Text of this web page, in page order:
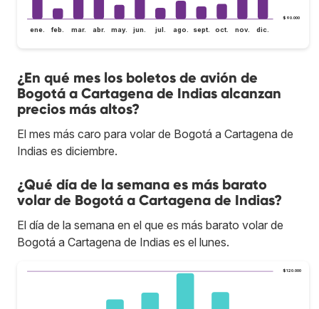
$90.000
ene. feb. mar. abr. may. jun. jul. ago. sept. oct. nov. dic.
¿En qué mes los boletos de avión de
Bogotá a Cartagena de Indias alcanzan
precios más altos?
El mes más caro para volar de Bogotá a Cartagena de
Indias es diciembre.
¿Qué día de la semana es más barato
volar de Bogotá a Cartagena de Indias?
El día de la semana en el que es más barato volar de
Bogotá a Cartagena de Indias es el lunes.
$120.000